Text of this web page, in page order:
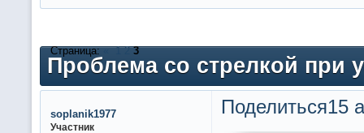
Проблема со стрелкой при
Страница:« 1 2 3
Поделиться15
soplanik1977
Участник